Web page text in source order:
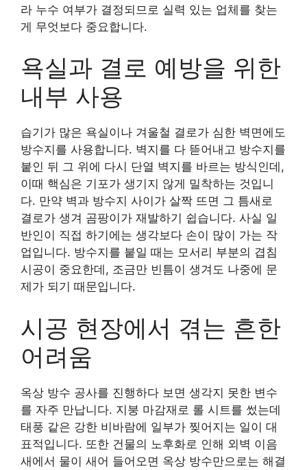
라 누수 여부가 결정되므로 실력 있는 업체를 찾는
게 무엇보다 중요합니다.
욕실과 결로 예방을 위한
내부 사용
습기가 많은 욕실이나 겨울철 결로가 심한 벽면에도
방수지를 사용합니다. 벽지를 다 뜯어내고 방수지를
붙인 뒤 그 위에 다시 단열 벽지를 바르는 방식인데,
이때 핵심은 기포가 생기지 않게 밀착하는 것입니
다. 만약 벽과 방수지 사이가 살짝 뜨면 그 틈새로
결로가 생겨 곰팡이가 재발하기 쉽습니다. 사실 일
반인이 직접 하기에는 생각보다 손이 많이 가는 작
업입니다. 방수지를 붙일 때는 모서리 부분의 겹침
시공이 중요한데, 조금만 빈틈이 생겨도 나중에 문
제가 되기 때문입니다.
시공 현장에서 겪는 흔한
어려움
옥상 방수 공사를 진행하다 보면 생각지 못한 변수
를 자주 만납니다. 지붕 마감재로 롤 시트를 썼는데
태풍 같은 강한 비바람에 일부가 찢어지는 일이 대
표적입니다. 또한 건물의 노후화로 인해 외벽 이음
새에서 물이 새어 들어오면 옥상 방수만으로는 해결